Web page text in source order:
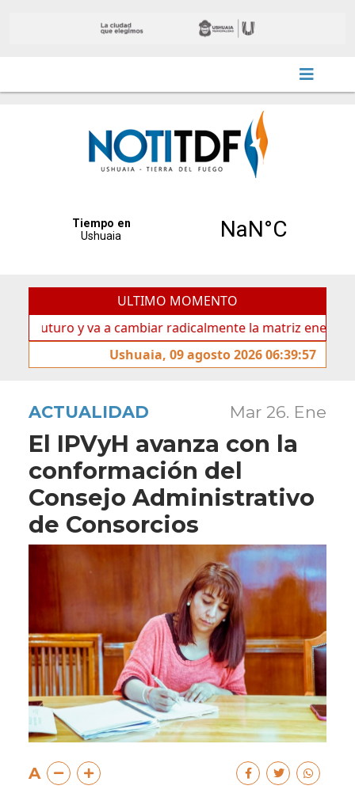
ULTIMO MOMENTO
y va a cambiar radicalmente la matriz energética de
Ushuaia, 09 agosto 2026 06:39:57
ACTUALIDAD Mar 26. Ene
El IPVyH avanza con la
conformación del
Consejo Administrativo
de Consorcios
A